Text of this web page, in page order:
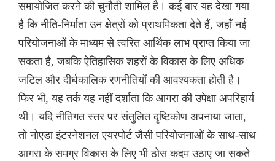
समायोजित करने की चुनौती शामिल है। कई बार यह देखा गया
है कि नीति-निर्माता उन क्षेत्रों को प्राथमिकता देते हैं, जहाँ नई
परियोजनाओं के माध्यम से त्वरित आर्थिक लाभ प्राप्त किया जा
सकता है, जबकि ऐतिहासिक शहरों के विकास के लिए अधिक
जटिल और दीर्घकालिक रणनीतियों की आवश्यकता होती है।
फिर भी, यह तर्क यह नहीं दर्शाता कि आगरा की उपेक्षा अपरिहार्य
थी। यदि नीतिगत स्तर पर संतुलित दृष्टिकोण अपनाया जाता,
तो नोएडा इंटरनेशनल एयरपोर्ट जैसी परियोजनाओं के साथ-साथ
आगरा के समग्र विकास के लिए भी ठोस कदम उठाए जा सकते